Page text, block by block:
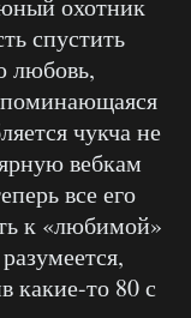
спустить
любовь,
чукча не
вебкам
все его
к «любимой»
какие-то 80 с